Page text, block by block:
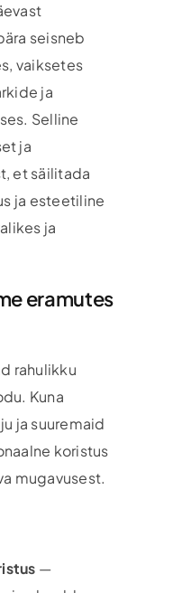
seisneb
vaiksetes
ja
Selline
ja
et säilitada
ja esteetiline
ja
eramutes
rahulikku
Kuna
ja suuremaid
koristus
mugavusest.
—